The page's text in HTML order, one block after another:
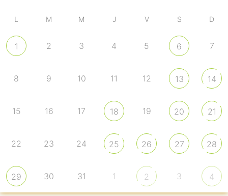
L M M J V S D
1 2 3 4 5 6 7
8 9 10 11 12 13 14
15 16 17 18 19 20 21
22 23 24 25 26 27 28
29 30 31 1 2 3 4